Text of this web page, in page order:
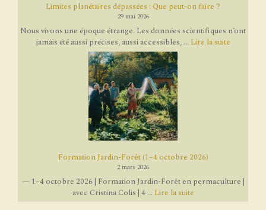
Limites planétaires dépassées : Que peut-on faire ?
29 mai 2026
Nous vivons une époque étrange. Les données scientifiques n’ont
jamais été aussi précises, aussi accessibles, ... Lire la suite
Formation Jardin-Forêt (1–4 octobre 2026)
2 mars 2026
— 1–4 octobre 2026 | Formation Jardin-Forêt en permaculture |
avec Cristina Colis | 4 ... Lire la suite